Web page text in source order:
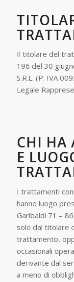
Il titolare del
196 del 30
S.R.L. (P. IVA
Legale
CHI HA
E
I trattamenti
hanno luogo
Garibaldi 71 –
solo dal titolare
trattamento,
occasionali
derivante dal
a meno di